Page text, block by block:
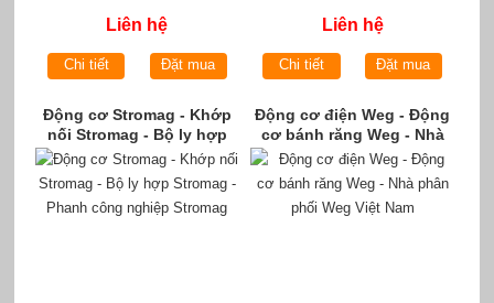
Liên hệ
Chi tiết Đặt mua
Liên hệ
Chi tiết Đặt mua
Động cơ Stromag - Khớp
nối Stromag - Bộ ly hợp
Stromag - Phanh công
nghiệp Stromag
Động cơ điện Weg - Động
cơ bánh răng Weg - Nhà
phân phối Weg Việt Nam